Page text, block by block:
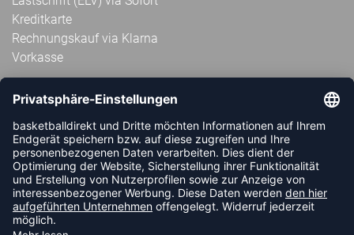
Kreditkarte
Rechnungskauf via Klarna
Vorkasse
ABONNIERE JETZT DEN KOSTENLOSEN
HANDBALLDIREKT-NEWSLETTER UND VERPASSE KEINE
NEUIGKEIT ODER AKTION MEHR.
JETZT ANMELDEN